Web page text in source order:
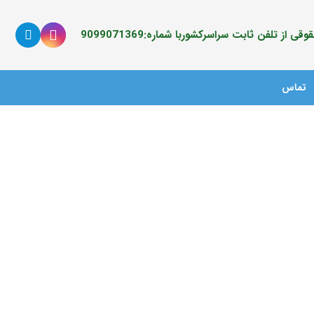
از تلفن ثابت سراسرکشوربا شماره:9099071369
تماس